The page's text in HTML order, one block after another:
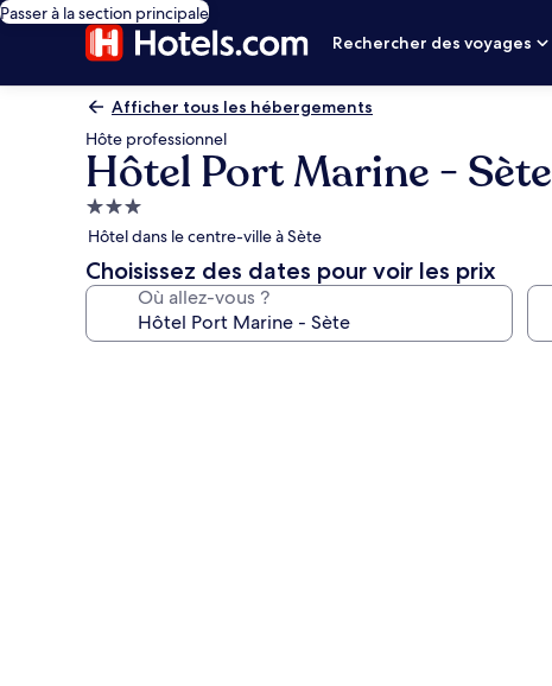
Passer à la section principale
Rechercher des voyages
Afficher tous les hébergements
Hôte professionnel
Hôtel Port Marine - Sète
Hébergement
3.0 étoiles
Hôtel dans le centre-ville à Sète
Choisissez des dates pour voir les prix
Où allez-vous ?